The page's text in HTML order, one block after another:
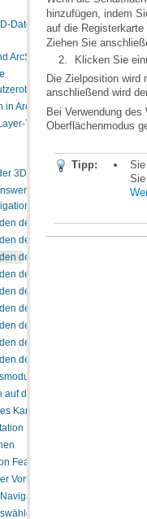
Daten
ArcScene
in ArcGlobe
Typen
3D-Navigation in ArcGlobe
des 3D-Werkzeugs
des Werkzeugs "Auf Ziel
des Werkzeugs "Auf Ziel
des Werkzeugs
des 3D-Werkzeugs
des Werkzeugs "Flug"
des Werkzeugs "Orbitalflug"
des Werkzeugs "Gehen"
des 3D-Werkzeugs
auf die Ausdehnung eines
Kamerazieles für einfachere
Features in 3D
Vorschau von 3D-Feature-
von Grafikkarten
hinzufügen, indem
auf die Registerkarte
Ziehen Sie
Klicken Sie
anschließend wird
Oberflächenmodus
Tipp: